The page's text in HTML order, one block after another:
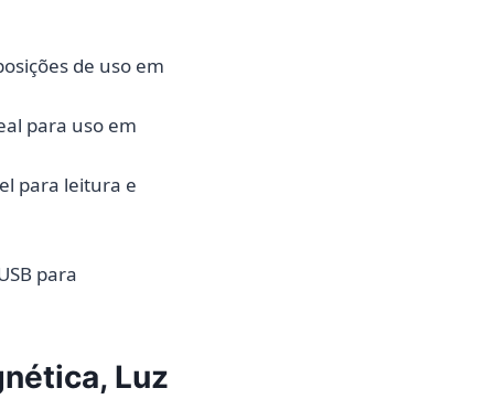
de uso em
para uso em
para leitura e
para
Luz